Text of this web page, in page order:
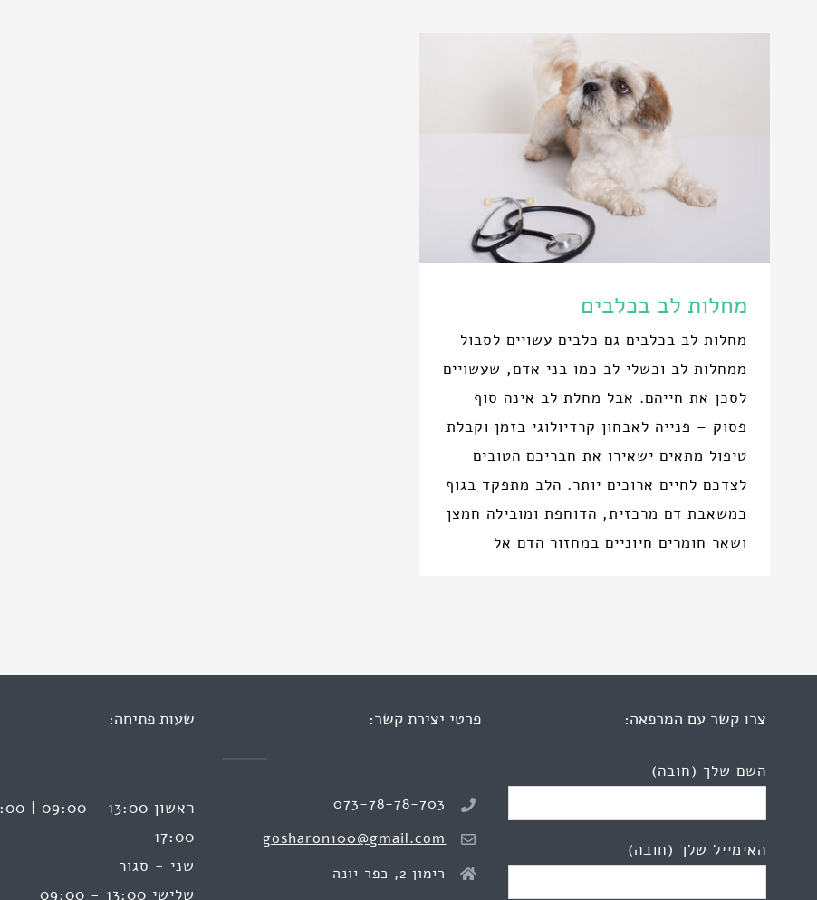
מחלות לב בכלבים
מחלות לב בכלבים גם כלבים עשויים לסבול
ממחלות לב וכשלי לב כמו בני אדם, שעשויים
לסכן את חייהם. אבל מחלת לב אינה סוף
פסוק – פנייה לאבחון קרדיולוגי בזמן וקבלת
טיפול מתאים ישאירו את חבריכם הטובים
לצדכם לחיים ארוכים יותר. הלב מתפקד בגוף
כמשאבת דם מרכזית, הדוחפת ומובילה חמצן
ושאר חומרים חיוניים במחזור הדם אל
צרו קשר עם המרפאה:
השם שלך (חובה)
האימייל שלך (חובה)
פרטי יצירת קשר:
073-78-78-703
gosharon100@gmail.com
רימון 2, כפר יונה
שעות פתיחה:
17:00
שני - סגור
שלישי 13:00 - 09:00